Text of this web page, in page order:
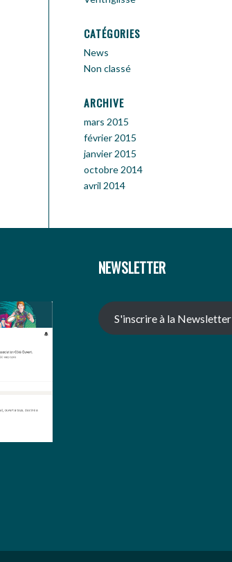
CATÉGORIES
News
Non classé
ARCHIVE
mars 2015
février 2015
janvier 2015
octobre 2014
avril 2014
NEWSLETTER
S'inscrire à la Newsletter